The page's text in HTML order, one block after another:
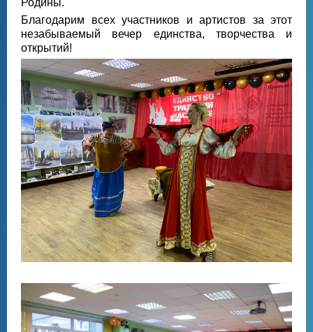
Родины.
Благодарим всех участников и артистов за этот
незабываемый вечер единства, творчества и
открытий!